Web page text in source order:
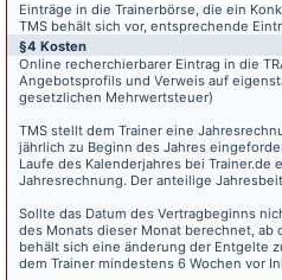
Einträge in die Trainerbörse, die ein
TMS behält sich vor, entsprechende
§4 Kosten
Online recherchierbarer Eintrag in die
Angebotsprofils und Verweis auf
gesetzlichen Mehrwertsteuer)
TMS stellt dem Trainer eine
jährlich zu Beginn des Jahres
Laufe des Kalenderjahres bei
Jahresrechnung. Der anteilige
Sollte das Datum des Vertragbeginns
des Monats dieser Monat berechnet, ab
behält sich eine änderung der Entgelte
dem Trainer mindestens 6 Wochen vor